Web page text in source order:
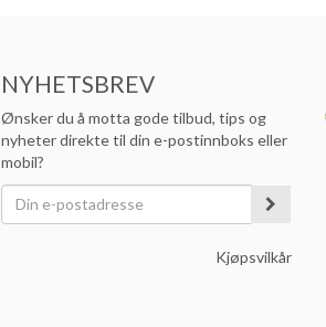
NYHETSBREV
Ønsker du å motta gode tilbud, tips og
nyheter direkte til din e-postinnboks eller
mobil?
Kjøpsvilkår